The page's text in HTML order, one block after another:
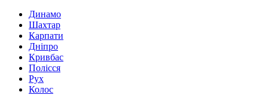
Динамо
Шахтар
Карпати
Дніпро
Кривбас
Полісся
Рух
Колос